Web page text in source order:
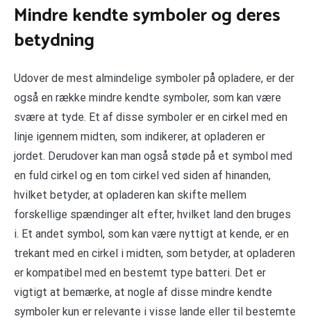
Mindre kendte symboler og deres
betydning
Udover de mest almindelige symboler på opladere, er der
også en række mindre kendte symboler, som kan være
svære at tyde. Et af disse symboler er en cirkel med en
linje igennem midten, som indikerer, at opladeren er
jordet. Derudover kan man også støde på et symbol med
en fuld cirkel og en tom cirkel ved siden af hinanden,
hvilket betyder, at opladeren kan skifte mellem
forskellige spændinger alt efter, hvilket land den bruges
i. Et andet symbol, som kan være nyttigt at kende, er en
trekant med en cirkel i midten, som betyder, at opladeren
er kompatibel med en bestemt type batteri. Det er
vigtigt at bemærke, at nogle af disse mindre kendte
symboler kun er relevante i visse lande eller til bestemte